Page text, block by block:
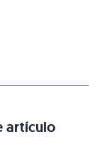
artículo